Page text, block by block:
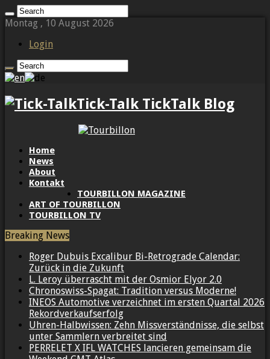
Montag , 10 August 2026
Login
Tick-Talk TickTalk Blog
Home
News
About
Kontakt
TOURBILLON MAGAZINE
ART OF TOURBILLON
TOURBILLON TV
Breaking News
Roger Dubuis Excalibur Bi-Retrograde Calendar:
Zurück in die Zukunft
L. Leroy überrascht mit der Osmior Elyor 2.0
Chronoswiss-Spagat: Tradition versus Moderne!
INEOS Automotive verzeichnet im ersten Quartal 2026
Rekordverkaufserfolg
Uhren-Halbwissen: Zehn Missverständnisse, die selbst
unter Sammlern verbreitet sind
PERRELET X IFL WATCHES lancieren gemeinsam die